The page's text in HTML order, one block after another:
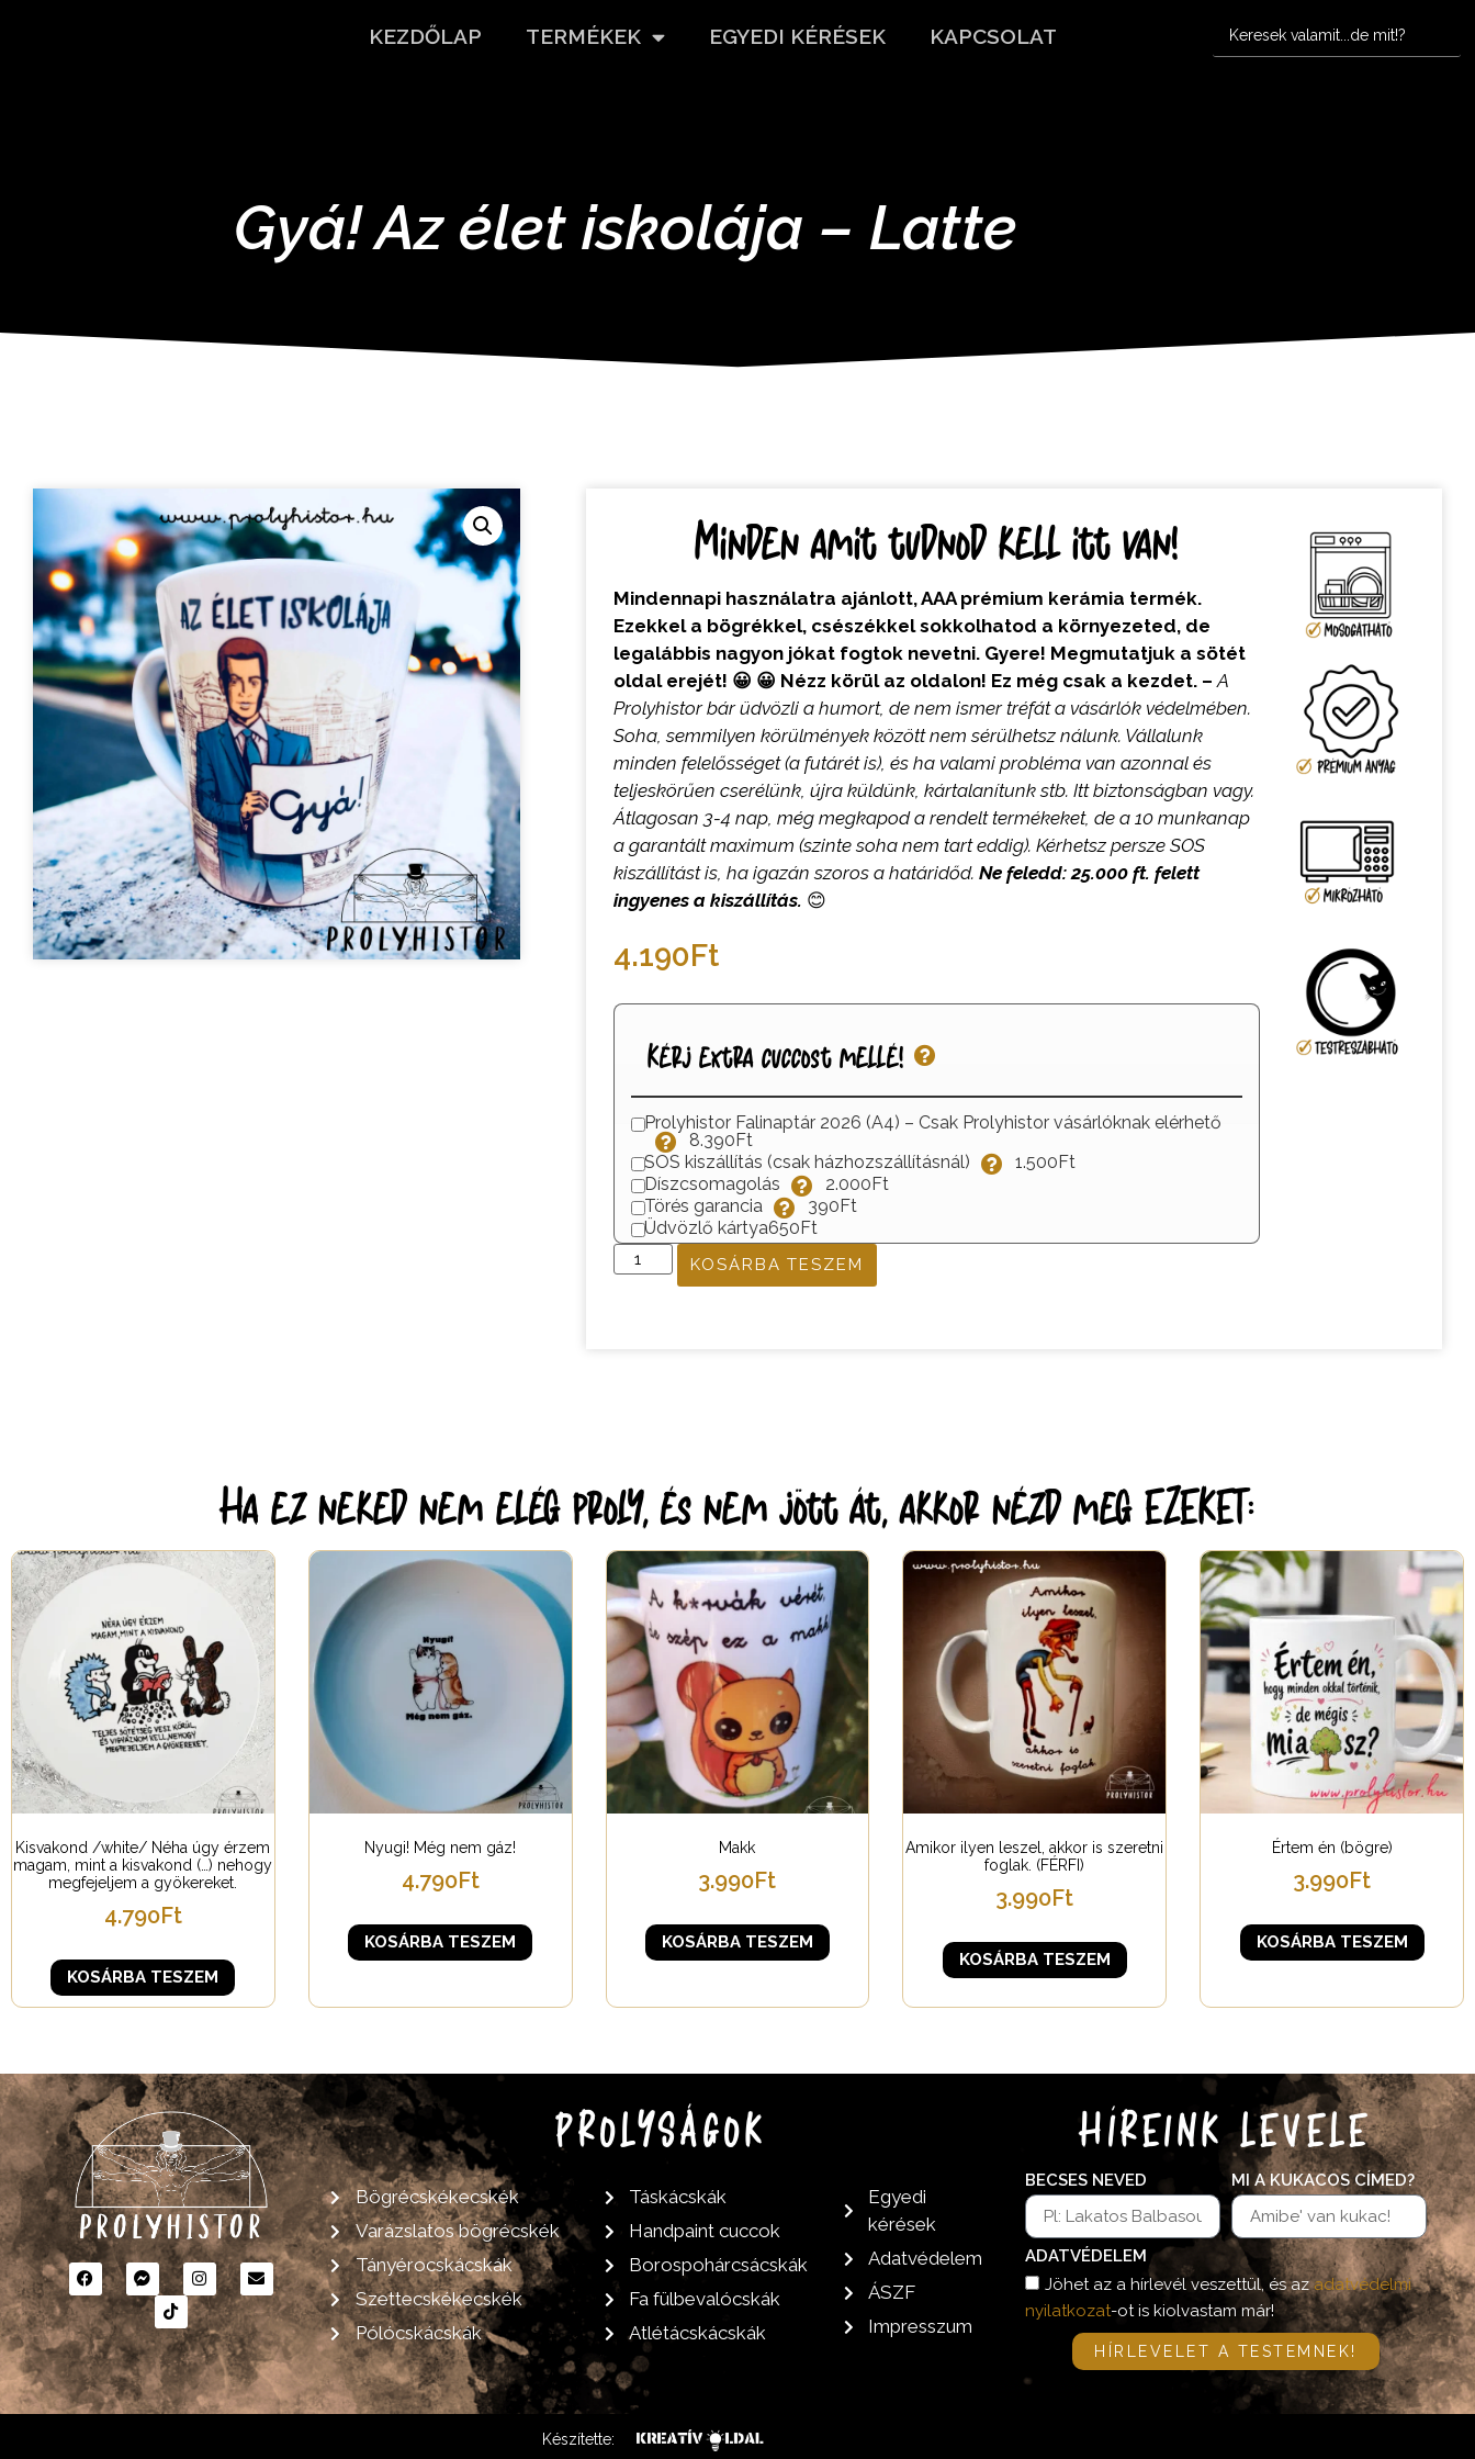
KEZDŐLAP TERMÉKEK EGYEDI KÉRÉSEK KAPCSOLAT
Gyá! Az élet iskolája – Latte
Minden amit tudnod kell itt van!
Mindennapi használatra ajánlott, AAA prémium kerámia termék.
Ezekkel a bögrékkel, csészékkel sokkolhatod a környezeted, de
legalábbis nagyon jókat fogtok nevetni. Gyere! Megmutatjuk a sötét
oldal erejét! 😀 😀 Nézz körül az oldalon! Ez még csak a kezdet. – A
Prolyhistor bár üdvözli a humort, de nem ismer tréfát a vásárlók védelmében.
Soha, semmilyen körülmények között nem sérülhetsz nálunk. Vállalunk
minden felelősséget (a futárét is), és ha valami probléma van azonnal és
teljeskörűen cserélünk, újra küldünk, kártalanítunk stb. Itt biztonságban vagy.
Átlagosan 3-4 nap, még megkapod a rendelt termékeket, de a 10 munkanap
a garantált maximum (szinte soha nem tart eddig). Kérhetsz persze SOS
kiszállítást is, ha igazán szoros a határidőd. Ne feledd: 25.000 ft. felett
ingyenes a kiszállítás. 😊
4.190Ft
Kérj extra cuccost mellé!
Prolyhistor Falinaptár 2026 (A4) – Csak Prolyhistor vásárlóknak elérhető
8.390Ft
SOS kiszállítás (csak házhozszállításnál)
1.500Ft
Díszcsomagolás
2.000Ft
Törés garancia
390Ft
Üdvözlő kártya650Ft
KOSÁRBA TESZEM
Ha ez neked nem elég proly, és nem jött át, akkor nézd meg EZEKET:
Kisvakond /white/ Néha úgy érzem
magam, mint a kisvakond (…) nehogy
megfejeljem a gyökereket.
4.790Ft
KOSÁRBA TESZEM
Nyugi! Még nem gáz!
4.790Ft
KOSÁRBA TESZEM
Makk
3.990Ft
KOSÁRBA TESZEM
Amikor ilyen leszel, akkor is szeretni
foglak. (FÉRFI)
3.990Ft
KOSÁRBA TESZEM
Értem én (bögre)
3.990Ft
KOSÁRBA TESZEM
PROLYSÁGOK
Bögrécskékecskék
Varázslatos bögrécskék
Tányérocskácskák
Szettecskékecskék
Pólócskácskák
Táskácskák
Handpaint cuccok
Borospohárcsácskák
Fa fülbevalócskák
Atlétácskácskák
Egyedi
kérések
Adatvédelem
ÁSZF
Impresszum
HÍREINK LEVELE
BECSES NEVED MI A KUKACOS CÍMED?
ADATVÉDELEM
Jöhet az a hírlevél veszettül, és azadatvédelmi
nyilatkozat-ot is kiolvastam már!
HÍRLEVELET A TESTEMNEK!
Készítette: